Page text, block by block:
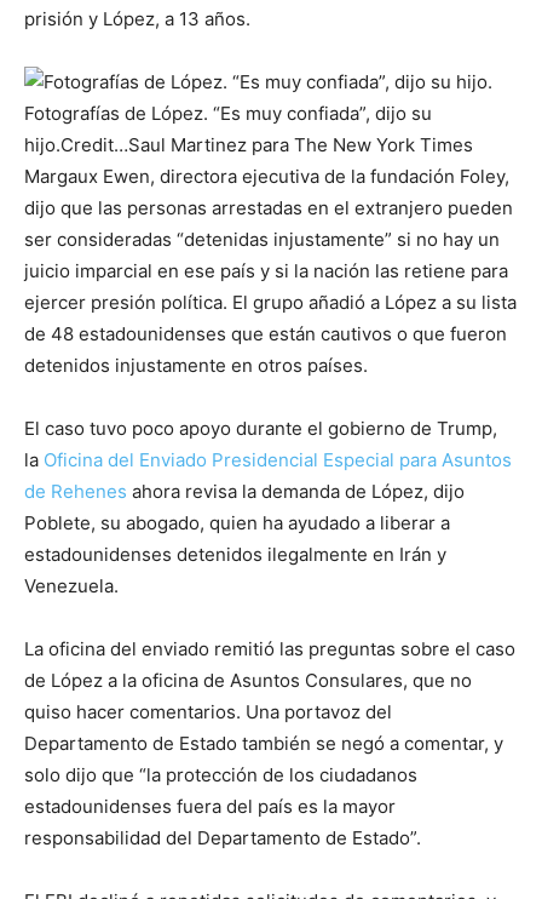
prisión y López, a 13 años.
Fotografías de López. “Es muy confiada”, dijo su
hijo.Credit…Saul Martinez para The New York Times
Margaux Ewen, directora ejecutiva de la fundación Foley,
dijo que las personas arrestadas en el extranjero pueden
ser consideradas “detenidas injustamente” si no hay un
juicio imparcial en ese país y si la nación las retiene para
ejercer presión política. El grupo añadió a López a su lista
de 48 estadounidenses que están cautivos o que fueron
detenidos injustamente en otros países.
El caso tuvo poco apoyo durante el gobierno de Trump,
la Oficina del Enviado Presidencial Especial para Asuntos
de Rehenes ahora revisa la demanda de López, dijo
Poblete, su abogado, quien ha ayudado a liberar a
estadounidenses detenidos ilegalmente en Irán y
Venezuela.
La oficina del enviado remitió las preguntas sobre el caso
de López a la oficina de Asuntos Consulares, que no
quiso hacer comentarios. Una portavoz del
Departamento de Estado también se negó a comentar, y
solo dijo que “la protección de los ciudadanos
estadounidenses fuera del país es la mayor
responsabilidad del Departamento de Estado”.